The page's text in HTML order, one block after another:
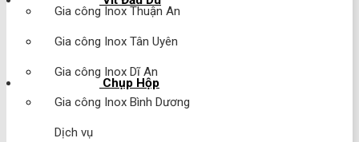
Gia công Inox Thuận An
Gia công Inox Tân Uyên
Gia công Inox Dĩ An
Gia công Inox Bình Dương
Dịch vụ
Chụp Hộp